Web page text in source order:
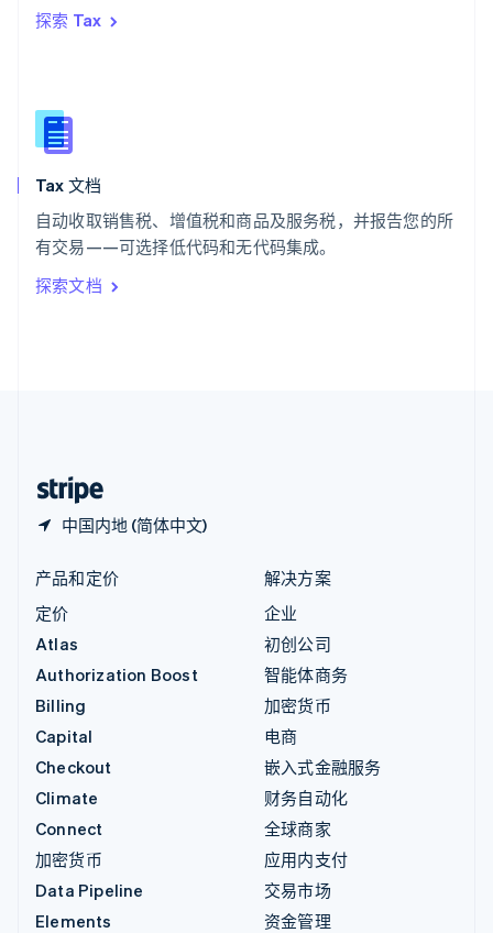
探索 Tax
Tax 文档
自动收取销售税、增值税和商品及服务税，并报告您的所
有交易——可选择低代码和无代码集成。
探索文档
中国内地 (简体中文)
English
English
新西兰
匈牙利
意大利
ItalianoEnglish
印度
English
产品和定价
定价
Atlas
Authorization Boost
Billing
Capital
Checkout
Climate
Connect
加密货币
Data Pipeline
Elements
解决方案
企业
初创公司
智能体商务
加密货币
电商
嵌入式金融服务
财务自动化
全球商家
应用内支付
交易市场
资金管理